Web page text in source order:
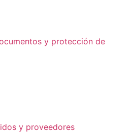
y protección de
y proveedores